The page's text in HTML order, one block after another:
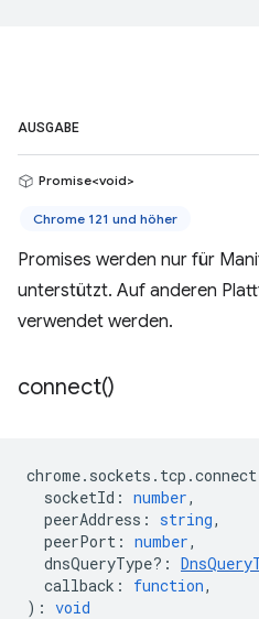
AUSGABE
Promise<void>
Chrome 121 und höher
Promises werden nur für
unterstützt. Auf anderen
verwendet werden.
connect()
chrome. sockets . tcp .connect
socketId : number,
peerAddress : string,
peerPort : number,
dnsQueryType? :
callback : function,
) : void